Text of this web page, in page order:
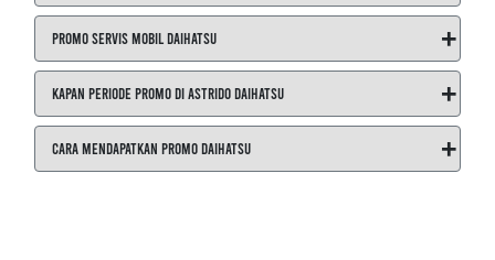
Promo Servis Mobil Daihatsu +
Kapan Periode Promo di ASTRIDO Daihatsu +
Cara Mendapatkan Promo Daihatsu +